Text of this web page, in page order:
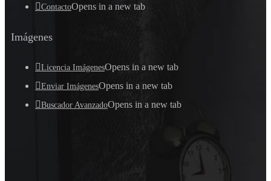
ContactoOpens in a new tab
Imágenes
Licencia ImágenesOpens in a new tab
Enviar ImágenesOpens in a new tab
Buscador AvanzadoOpens in a new tab